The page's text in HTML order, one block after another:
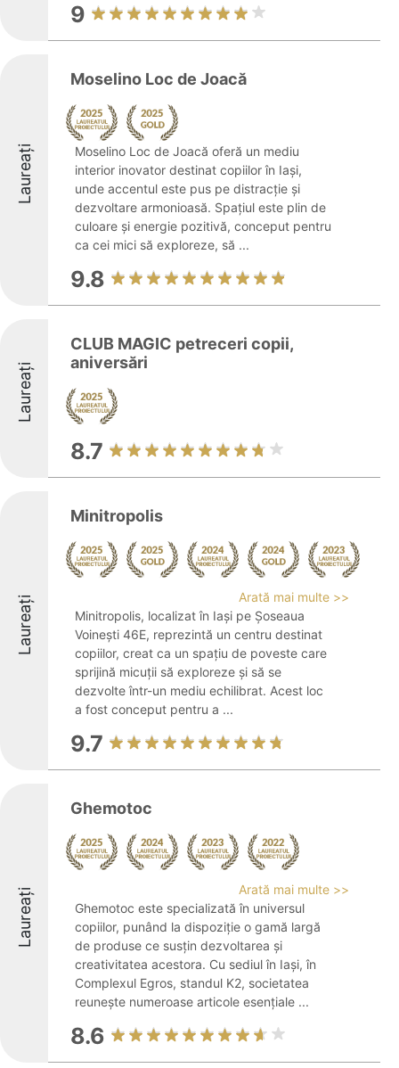
9
Laureați
Moselino Loc de Joacă
Moselino Loc de Joacă oferă un mediu
interior inovator destinat copiilor în Iași,
unde accentul este pus pe distracție și
dezvoltare armonioasă. Spațiul este plin de
culoare și energie pozitivă, conceput pentru
ca cei mici să exploreze, să ...
9.8
Laureați
CLUB MAGIC petreceri copii,
aniversări
8.7
Laureați
Minitropolis
Arată mai multe >>
Minitropolis, localizat în Iași pe Șoseaua
Voinești 46E, reprezintă un centru destinat
copiilor, creat ca un spațiu de poveste care
sprijină micuții să exploreze și să se
dezvolte într-un mediu echilibrat. Acest loc
a fost conceput pentru a ...
9.7
Laureați
Ghemotoc
Arată mai multe >>
Ghemotoc este specializată în universul
copiilor, punând la dispoziție o gamă largă
de produse ce susțin dezvoltarea și
creativitatea acestora. Cu sediul în Iași, în
Complexul Egros, standul K2, societatea
reunește numeroase articole esențiale ...
8.6